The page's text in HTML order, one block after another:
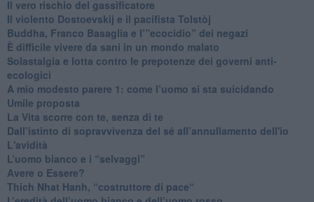
​Il vero rischio del gassificatore
​Il violento Dostoevskij e il pacifista Tolstòj
​Buddha, Franco Basaglia e l’”ecocidio” dei negazi
​È difficile vivere da sani in un mondo malato
Solastalgia e lotta contro le prepotenze dei governi anti-
ecologici
​A mio modesto parere 1: come l’uomo si sta suicidando
​Umile proposta
​La Vita scorre con te, senza di te
​Dall’istinto di sopravvivenza del sé all’annullamento dell'io
L'avidità
​L’uomo bianco e i “selvaggi”
​Avere o Essere?
​Thich Nhat Hanh, “costruttore di pace“